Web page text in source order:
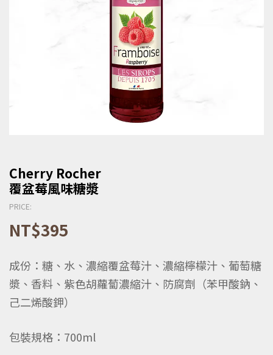
Cherry Rocher
覆盆莓風味糖漿
PRICE:
NT$395
成份：糖、水、濃縮覆盆莓汁、濃縮檸檬汁、葡萄糖
漿、香料、紫色胡蘿蔔濃縮汁、防腐劑（苯甲酸鈉、
己二烯酸鉀）
包裝規格：700ml